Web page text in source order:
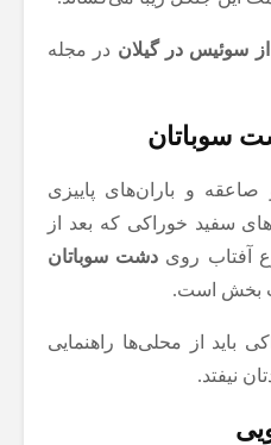
سوئیس در گیلان در مجله
سوباتان
و باران‌های پاییزی
سفید خوراکی که بعد از
آفتاب روی دشت سوباتان
بخش است.
باید از محلی‌ها راهنمایی
نیفتد.